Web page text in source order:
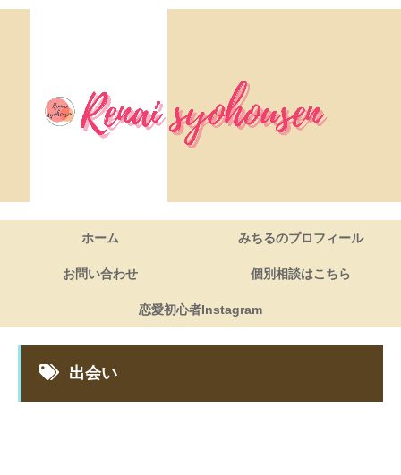
ホーム みちるのプロフィール
お問い合わせ 個別相談はこちら
恋愛初心者Instagram
出会い